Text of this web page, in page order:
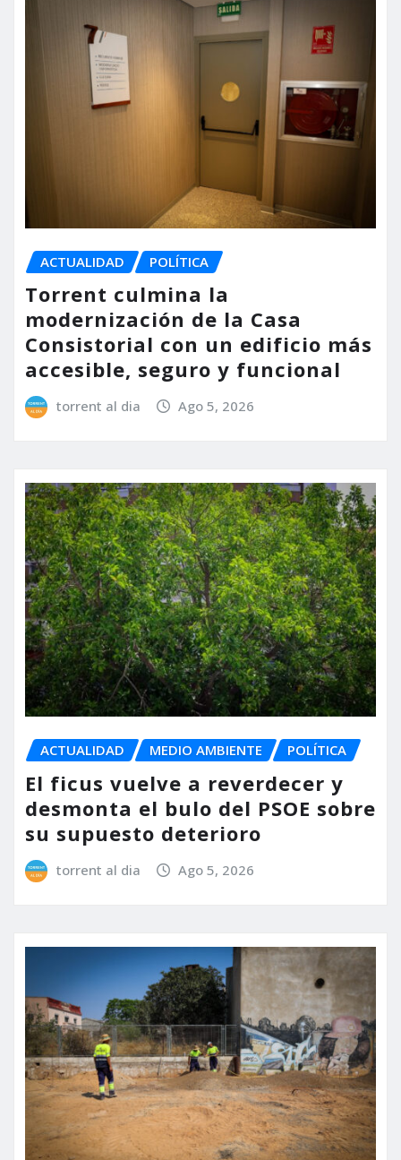
ACTUALIDAD POLÍTICA
Torrent culmina la
modernización de la Casa
Consistorial con un edificio más
accesible, seguro y funcional
torrent al dia Ago 5, 2026
ACTUALIDAD MEDIO AMBIENTE POLÍTICA
El ficus vuelve a reverdecer y
desmonta el bulo del PSOE sobre
su supuesto deterioro
torrent al dia Ago 5, 2026